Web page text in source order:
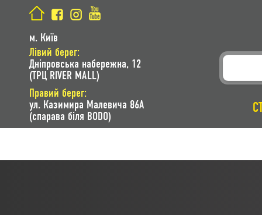
м. Київ
Лівий берег:
Дніпровська набережна, 12
(ТРЦ RIVER MALL)
Правий берег:
ул. Казимира Малевича 86A
(спарава біля BODO)